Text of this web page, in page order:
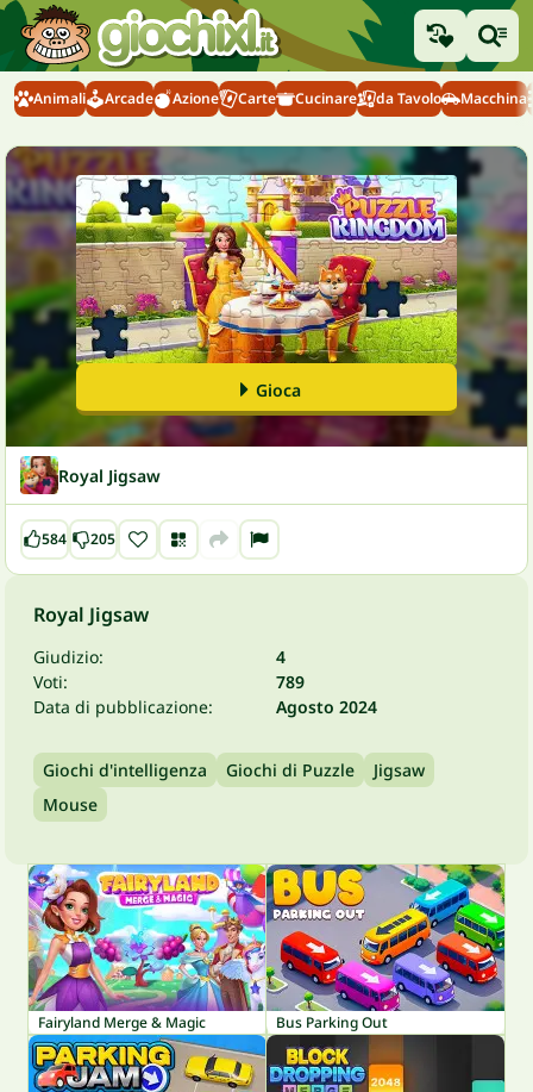
Animali Arcade Azione Carte Cucinare da Tavolo Macchina
Gioca
Royal Jigsaw
584 205
Royal Jigsaw
Giudizio:
4
Voti:
789
Data di pubblicazione:
Agosto 2024
Giochi d'intelligenza Giochi di Puzzle
Jigsaw
Mouse
Fairyland Merge & Magic Bus Parking Out